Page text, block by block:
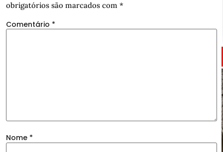
obrigatórios são marcados com *
Comentário *
Nome *